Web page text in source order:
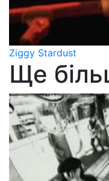
Ziggy Stardust
Ще